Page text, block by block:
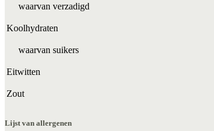
waarvan verzadigd
Koolhydraten
waarvan suikers
Eitwitten
Zout
Lijst van allergenen